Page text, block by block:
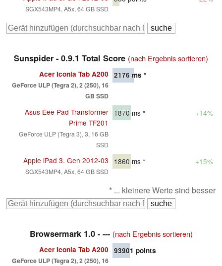
SGX543MP4, A5x, 64 GB SSD
Sunspider - 0.9.1 Total Score (nach Ergebnis sortieren)
Acer Iconia Tab A200
GeForce ULP (Tegra 2), 2 (250), 16
GB SSD
2176 ms *
Asus Eee Pad Transformer
Prime TF201
GeForce ULP (Tegra 3), 3, 16 GB
SSD
1870 ms * +14%
Apple iPad 3. Gen 2012-03
SGX543MP4, A5x, 64 GB SSD
1860 ms * +15%
* ... kleinere Werte sind besser
Browsermark 1.0 - --- (nach Ergebnis sortieren)
Acer Iconia Tab A200
GeForce ULP (Tegra 2), 2 (250), 16
93901 points